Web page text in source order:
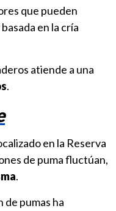
que pueden
en la cría
atiende a una
.
en la Reserva
de puma fluctúan,
.
pumas ha